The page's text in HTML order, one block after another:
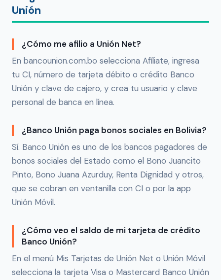
Unión
¿Cómo me afilio a Unión Net?
En bancounion.com.bo selecciona Afíliate, ingresa
tu CI, número de tarjeta débito o crédito Banco
Unión y clave de cajero, y crea tu usuario y clave
personal de banca en línea.
¿Banco Unión paga bonos sociales en Bolivia?
Sí. Banco Unión es uno de los bancos pagadores de
bonos sociales del Estado como el Bono Juancito
Pinto, Bono Juana Azurduy, Renta Dignidad y otros,
que se cobran en ventanilla con CI o por la app
Unión Móvil.
¿Cómo veo el saldo de mi tarjeta de crédito
Banco Unión?
En el menú Mis Tarjetas de Unión Net o Unión Móvil
selecciona la tarjeta Visa o Mastercard Banco Unión